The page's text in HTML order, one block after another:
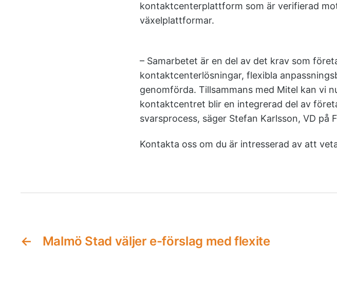
kontaktcenterplattform som är verifierad
växelplattformar.
– Samarbetet är en del av det krav som
kontaktcenterlösningar, flexibla
genomförda. Tillsammans med Mitel kan vi
kontaktcentret blir en integrerad del av
svarsprocess, säger Stefan Karlsson, VD på
Kontakta oss om du är intresserad av att
← Malmö Stad väljer e-förslag med flexite